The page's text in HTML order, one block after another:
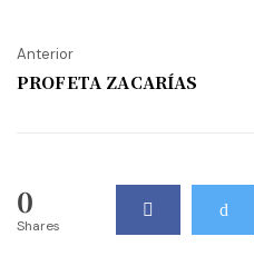
Anterior
PROFETA ZACARÍAS
0
Shares